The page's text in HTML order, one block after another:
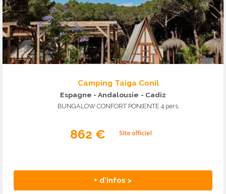
Camping Taiga Conil
Espagne - Andalousie - Cadiz
BUNGALOW CONFORT PONIENTE 4 pers.
862 €
+ d'infos >